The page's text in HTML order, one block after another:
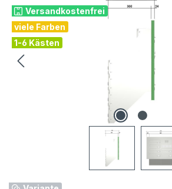
Versandkostenfrei
viele Farben
1-6 Kästen